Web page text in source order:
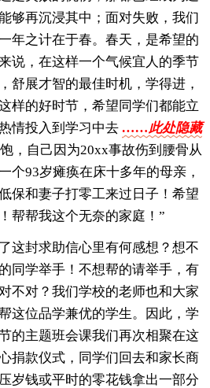
够再沉浸其中；面对失败，我们
年之计在于春。春天，是希望的
说，在这样一个气候宜人的季节
舒展才智的最佳时机，学得进，
样的好时节，希望同学们都能立
情投入到学习中去 ……此处隐藏
，自己因为20xx事故伤到腰骨从
个93岁瘫痪在床十多年的母亲，
保和妻子打零工来过日子！希望
帮帮我这个无奈的家庭！”
这封求助信心里有何感想？想不
同学举手！不想帮的请举手，有
不对？我们学校的老师也和大家
这位品学兼优的学生。因此，学
的主题班会课我们再次相聚在这
捐款仪式，同学们回去和家长商
岁钱或平时的零花钱拿出一部分